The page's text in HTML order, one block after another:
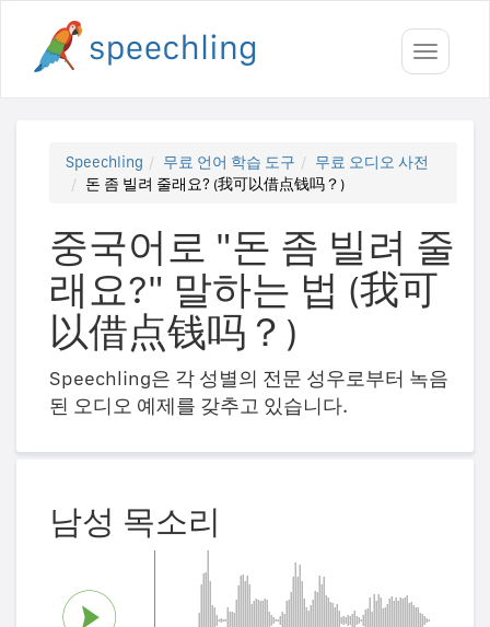
Toggle
Speechling 무료 언어 학습 도구
무료 오디오 사전
돈 좀 빌려 줄래요? (我可以借点钱吗？)
중국어로 "돈 좀 빌려 줄
래요?" 말하는 법 (我可
以借点钱吗？)
Speechling은 각 성별의 전문 성우로부터 녹음
된 오디오 예제를 갖추고 있습니다.
남성 목소리